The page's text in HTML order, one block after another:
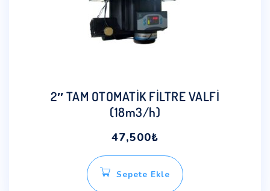
2″ TAM OTOMATİK FİLTRE VALFİ
(18m3/h)
47,500₺
Sepete Ekle